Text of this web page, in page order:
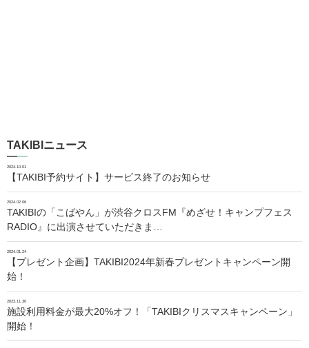
TAKIBIニュース
2024.10.01
【TAKIBI予約サイト】サービス終了のお知らせ
2024.02.06
TAKIBIの「こばやん」が渋谷クロスFM『めざせ！キャンプフェス
RADIO』に出演させていただきま…
2024.01.24
【プレゼント企画】TAKIBI2024年新春プレゼントキャンペーン開
始！
2023.11.30
施設利用料金が最大20%オフ！「TAKIBIクリスマスキャンペーン」
開始！